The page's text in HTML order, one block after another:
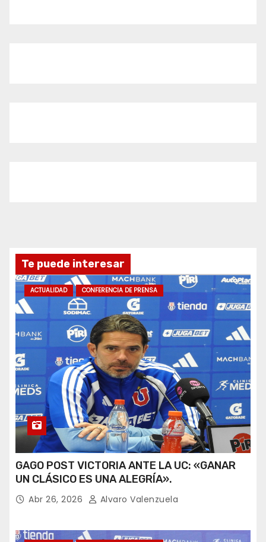
Te puede interesar
ACTUALIDAD CONFERENCIA DE PRENSA
GAGO POST VICTORIA ANTE LA UC: «GANAR
UN CLÁSICO ES UNA ALEGRÍA».
Abr 26, 2026 Alvaro Valenzuela